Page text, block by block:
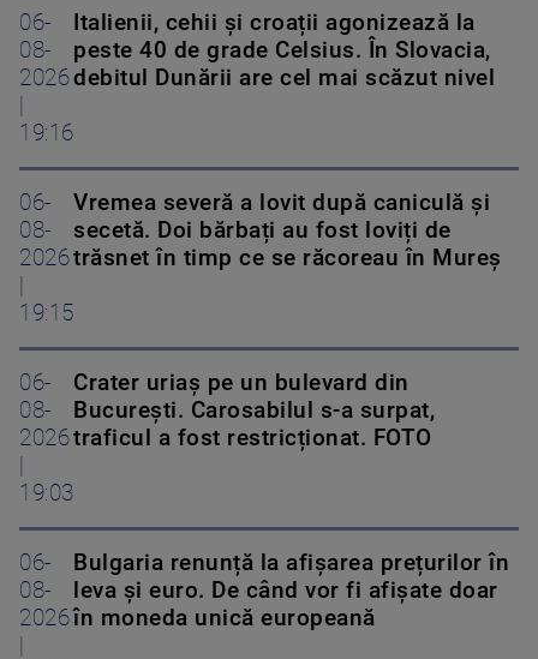
06-
08-
2026
19:16
Italienii, cehii și croații agonizează la
peste 40 de grade Celsius. În Slovacia,
debitul Dunării are cel mai scăzut nivel
06-
08-
2026
19:15
Vremea severă a lovit după caniculă și
secetă. Doi bărbați au fost loviți de
trăsnet în timp ce se răcoreau în Mureș
06-
08-
2026
19:03
Crater uriaș pe un bulevard din
București. Carosabilul s-a surpat,
traficul a fost restricționat. FOTO
06-
08-
2026
Bulgaria renunță la afișarea prețurilor în
leva și euro. De când vor fi afișate doar
în moneda unică europeană